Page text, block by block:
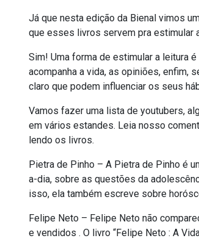
Já que nesta edição da Bienal vimos
que esses livros servem pra estimular
Sim! Uma forma de estimular a leitura
acompanha a vida, as opiniões, enfim,
claro que podem influenciar os seus
Vamos fazer uma lista de youtubers,
em vários estandes. Leia nosso
lendo os livros.
Pietra de Pinho – A Pietra de Pinho é
a-dia, sobre as questões da
isso, ela também escreve sobre
Felipe Neto – Felipe Neto não
e vendidos . O livro “Felipe Neto : A